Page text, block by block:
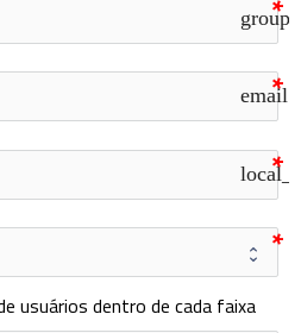
group
email
usuários dentro de cada faixa